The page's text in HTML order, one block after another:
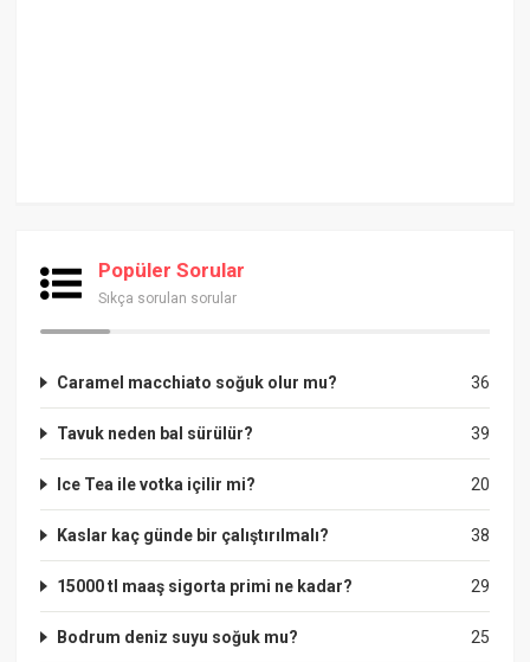
Popüler Sorular
Sıkça sorulan sorular
36
Caramel macchiato soğuk olur mu?
39
Tavuk neden bal sürülür?
20
Ice Tea ile votka içilir mi?
38
Kaslar kaç günde bir çalıştırılmalı?
29
15000 tl maaş sigorta primi ne kadar?
25
Bodrum deniz suyu soğuk mu?